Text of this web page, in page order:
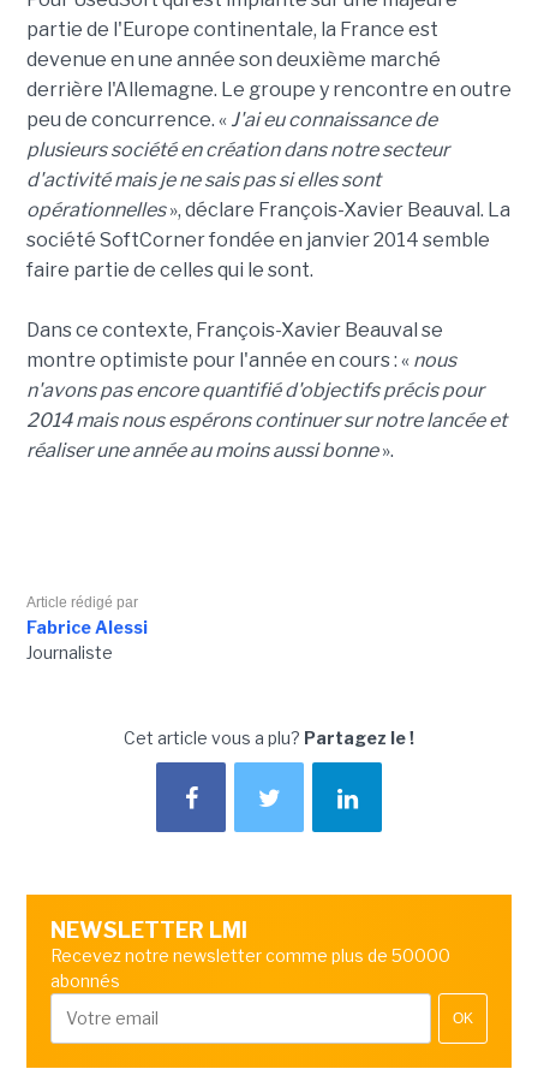
partie de l'Europe continentale, la France est
devenue en une année son deuxième marché
derrière l'Allemagne. Le groupe y rencontre en outre
peu de concurrence. « J'ai eu connaissance de
plusieurs société en création dans notre secteur
d'activité mais je ne sais pas si elles sont
opérationnelles», déclare François-Xavier Beauval. La
société SoftCorner fondée en janvier 2014 semble
faire partie de celles qui le sont.
Dans ce contexte, François-Xavier Beauval se
montre optimiste pour l'année en cours : « nous
n'avons pas encore quantifié d'objectifs précis pour
2014 mais nous espérons continuer sur notre lancée et
réaliser une année au moins aussi bonne».
Article rédigé par
Fabrice Alessi
Journaliste
Cet article vous a plu? Partagez le !
NEWSLETTER LMI
Recevez notre newsletter comme plus de 50000
abonnés
OK